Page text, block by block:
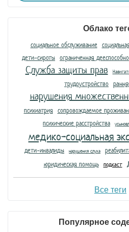
Облако
социальное обслуживание
дети-сироты ограниченная
Служба защиты прав
трудоустройство
нарушения
психиатрия сопровождаемое
психические расстройства
медико-социальная
дети-инвалиды нарушения слуха
юридическая помощь подкаст
Все теги
Популярное